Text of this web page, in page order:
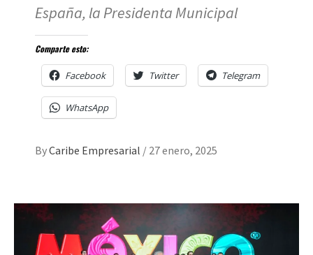
España, la Presidenta Municipal
Comparte esto:
Facebook Twitter Telegram
WhatsApp
ByCaribe Empresarial / 27 enero, 2025